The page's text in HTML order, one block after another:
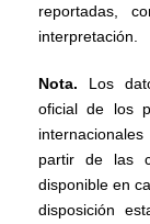
reportadas,
interpretación.
Nota. Los
oficial de los
partir de las
disponible en
disposición